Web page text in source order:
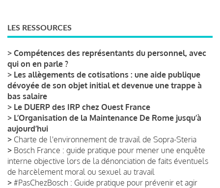
LES RESSOURCES
> Compétences des représentants du personnel, avec
qui on en parle ?
> Les allègements de cotisations : une aide publique
dévoyée de son objet initial et devenue une trappe à
bas salaire
> Le DUERP des IRP chez Ouest France
> L’Organisation de la Maintenance De Rome jusqu’à
aujourd’hui
> Charte de l'environnement de travail de Sopra-Steria
> Bosch France : guide pratique pour mener une enquête
interne objective lors de la dénonciation de faits éventuels
de harcèlement moral ou sexuel au travail
> #PasChezBosch : Guide pratique pour prévenir et agir